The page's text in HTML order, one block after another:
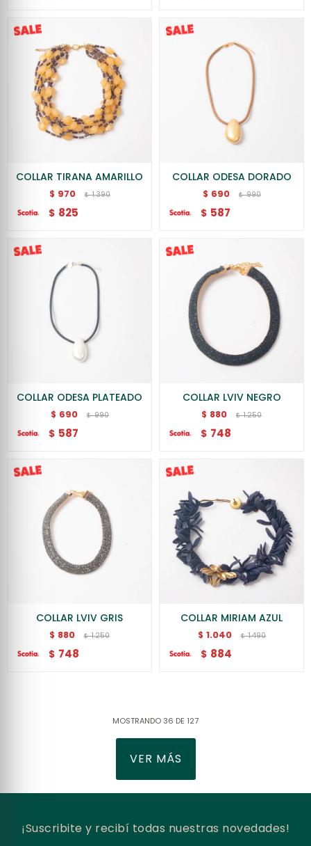
COLLAR TIRANA AMARILLO
$ 970 $ 1.390
$ 825
COLLAR ODESA DORADO
$ 690 $ 990
$ 587
COLLAR ODESA PLATEADO
$ 690 $ 990
$ 587
COLLAR LVIV NEGRO
$ 880 $ 1.250
$ 748
COLLAR LVIV GRIS
$ 880 $ 1.250
$ 748
COLLAR MIRIAM AZUL
$ 1.040 $ 1.490
$ 884
MOSTRANDO36 DE 127
VER MÁS
¡Suscribite y recibí todas nuestras novedades!